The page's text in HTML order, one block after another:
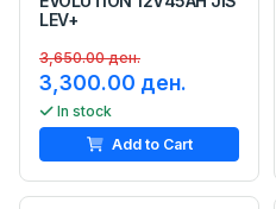
LEV+
3,650.00 ден.
3,300.00 ден.
In stock
Add to Cart